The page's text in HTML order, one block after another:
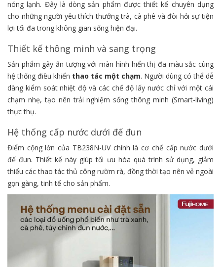
nóng lạnh. Đây là dòng sản phẩm được thiết kế chuyên dụng
cho những người yêu thích thưởng trà, cà phê và đòi hỏi sự tiện
lợi tối đa trong không gian sống hiện đại.
Thiết kế thông minh và sang trọng
Sản phẩm gây ấn tượng với màn hình hiển thị đa màu sắc cùng
hệ thống điều khiển thao tác một chạm. Người dùng có thể dễ
dàng kiểm soát nhiệt độ và các chế độ lấy nước chỉ với một cái
chạm nhẹ, tạo nên trải nghiệm sống thông minh (Smart-living)
thực thụ.
Hệ thống cấp nước dưới đế đun
Điểm cộng lớn của TB238N-UV chính là cơ chế cấp nước dưới
đế đun. Thiết kế này giúp tối ưu hóa quá trình sử dụng, giảm
thiểu các thao tác thủ công rườm rà, đồng thời tạo nên vẻ ngoài
gọn gàng, tinh tế cho sản phẩm.